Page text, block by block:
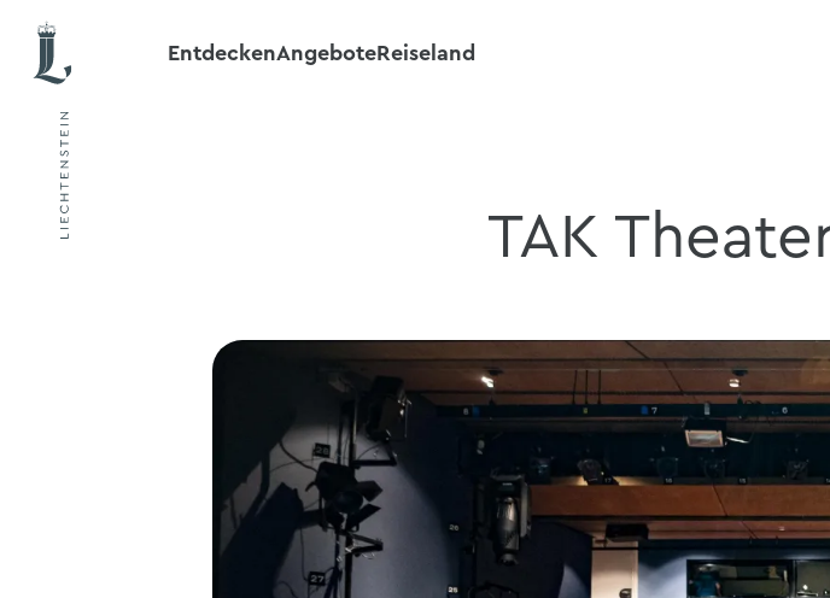
EntdeckenAngeboteReiseland
TAK